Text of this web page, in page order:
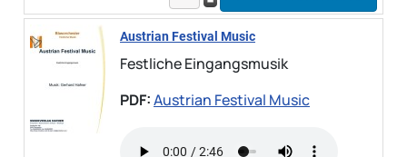
Austrian Festival Music
Festliche Eingangsmusik
PDF:Austrian Festival Music